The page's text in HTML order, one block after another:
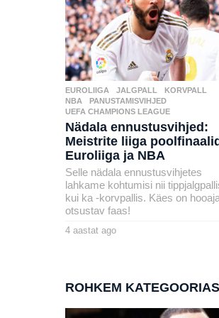
EUROLIIGA ,JALGPALL ,KORVPALL
NBA
,PANUSTAMISVIHJED
UEFA CHAMPIONS LEAGUE
Nädala ennustusvihjed:
Meistrite liiga
Euroliiga ja NBA
Selle nädala ennustusvihjetes
lahkame kohtumisi nii
kui ka -korvpallis. Käes on
otsustav faas!
4 aastat ago
t
g
ROHKEM